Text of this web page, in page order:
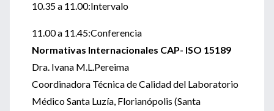
10.35 a 11.00:Intervalo
11.00 a 11.45:Conferencia
Normativas Internacionales CAP- ISO 15189
Dra. Ivana M.L.Pereima
Coordinadora Técnica de Calidad del Laboratorio
Médico Santa Luzía, Florianópolis (Santa